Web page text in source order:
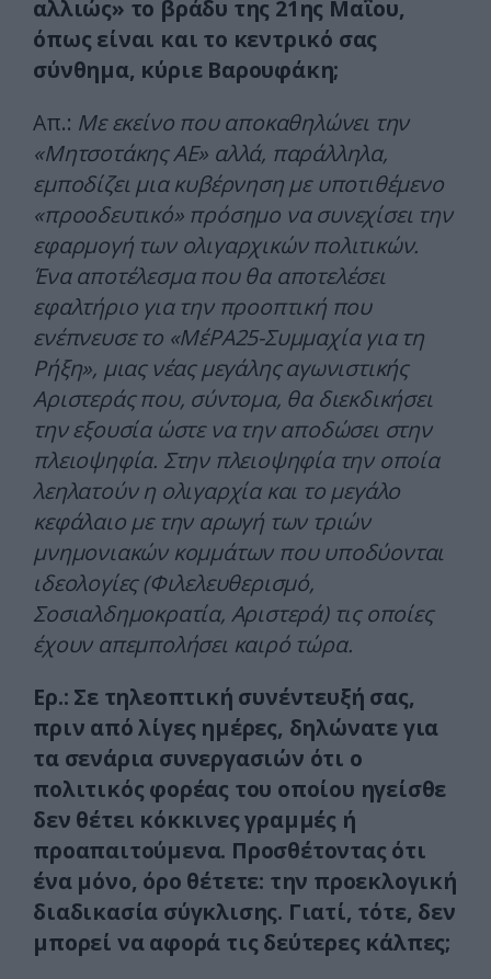
αλλιώς» το βράδυ της 21ης Μαΐου,
όπως είναι και το κεντρικό σας
σύνθημα, κύριε Βαρουφάκη;
Απ.: Με εκείνο που αποκαθηλώνει την
«Μητσοτάκης ΑΕ» αλλά, παράλληλα,
εμποδίζει μια κυβέρνηση με υποτιθέμενο
«προοδευτικό» πρόσημο να συνεχίσει την
εφαρμογή των ολιγαρχικών πολιτικών.
Ένα αποτέλεσμα που θα αποτελέσει
εφαλτήριο για την προοπτική που
ενέπνευσε το «ΜέΡΑ25-Συμμαχία για τη
Ρήξη», μιας νέας μεγάλης αγωνιστικής
Αριστεράς που, σύντομα, θα διεκδικήσει
την εξουσία ώστε να την αποδώσει στην
πλειοψηφία. Στην πλειοψηφία την οποία
λεηλατούν η ολιγαρχία και το μεγάλο
κεφάλαιο με την αρωγή των τριών
μνημονιακών κομμάτων που υποδύονται
ιδεολογίες (Φιλελευθερισμό,
Σοσιαλδημοκρατία, Αριστερά) τις οποίες
έχουν απεμπολήσει καιρό τώρα.
Ερ.: Σε τηλεοπτική συνέντευξή σας,
πριν από λίγες ημέρες, δηλώνατε για
τα σενάρια συνεργασιών ότι ο
πολιτικός φορέας του οποίου ηγείσθε
δεν θέτει κόκκινες γραμμές ή
προαπαιτούμενα. Προσθέτοντας ότι
ένα μόνο, όρο θέτετε: την προεκλογική
διαδικασία σύγκλισης. Γιατί, τότε, δεν
μπορεί να αφορά τις δεύτερες κάλπες;